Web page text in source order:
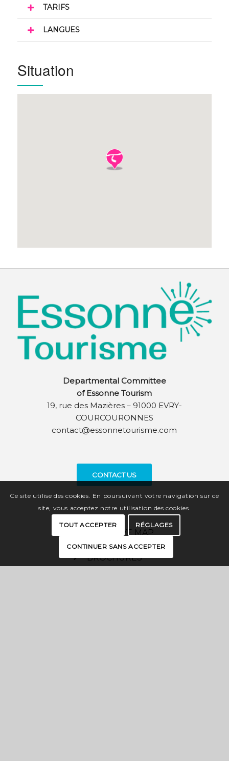
TARIFS
LANGUES
Situation
Departmental Committee
of Essonne Tourism
19, rue des Mazières – 91000 EVRY-
COURCOURONNES
contact@essonnetourisme.com
CONTACT US
INTERACTIVE MAP
BROCHURES
Ce site utilise des cookies. En poursuivant votre navigation sur ce
site, vous acceptez notre utilisation des cookies.
TOUT ACCEPTER RÉGLAGES
CONTINUER SANS ACCEPTER